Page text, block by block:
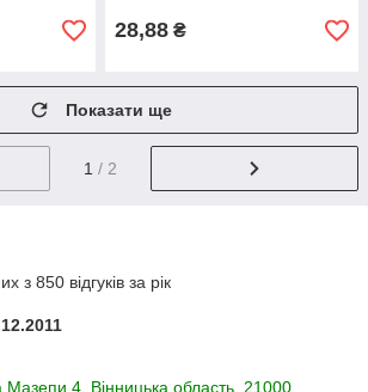
28,88 ₴
Показати ще
1 / 2
з 850 відгуків за рік
Мазепи 4, Вінницька область, 21000,